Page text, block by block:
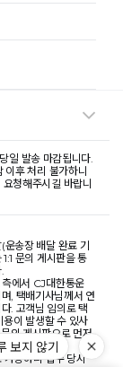
일 발송 마감됩니다.
이후 처리 불가하니
요청해주시길 바랍니
운송장 배달 완료 기
문의 게시판을 통
에서 CJ대한통운
, 택배기사님께서 연
. 고객님 임의로 택
용이 발생할 수 있사
의 게시판으로 먼저
기 바랍니다.
능하니 접수 당시
보지 않기